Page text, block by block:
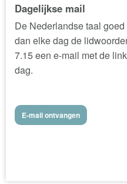
Dagelijkse mail
De Nederlandse taal
dan elke dag de
7.15 een e-mail met de
dag.
E-mail ontvangen